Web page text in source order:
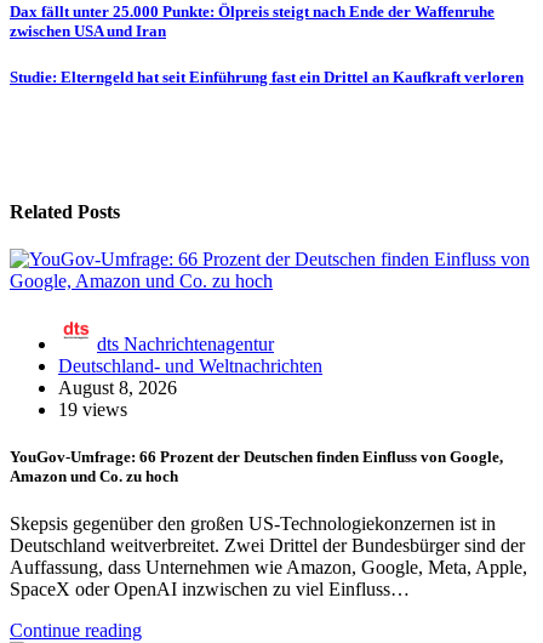
Beitragsnavigation
Dax fällt unter 25.000 Punkte: Ölpreis steigt nach Ende der Waffenruhe
zwischen USA und Iran
Studie: Elterngeld hat seit Einführung fast ein Drittel an Kaufkraft verloren
Related Posts
dts Nachrichtenagentur
Deutschland- und Weltnachrichten
August 8, 2026
19 views
YouGov-Umfrage: 66 Prozent der Deutschen finden Einfluss von Google,
Amazon und Co. zu hoch
Skepsis gegenüber den großen US-Technologiekonzernen ist in
Deutschland weitverbreitet. Zwei Drittel der Bundesbürger sind der
Auffassung, dass Unternehmen wie Amazon, Google, Meta, Apple,
SpaceX oder OpenAI inzwischen zu viel Einfluss…
Continue reading